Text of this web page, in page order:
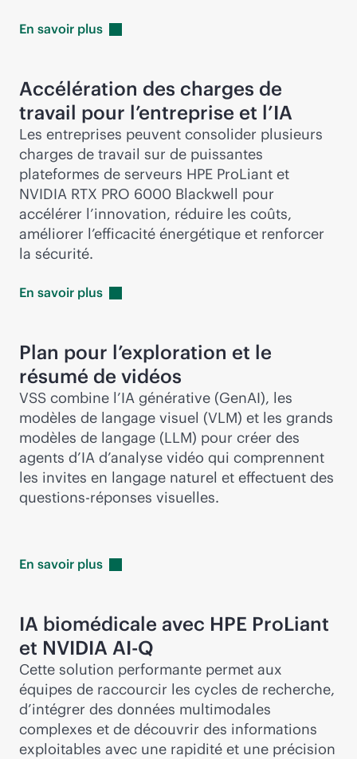
En savoir plus
Accélération des charges de
travail pour l’entreprise et l’IA
Les entreprises peuvent consolider plusieurs
charges de travail sur de puissantes
plateformes de serveurs HPE ProLiant et
NVIDIA RTX PRO 6000 Blackwell pour
accélérer l’innovation, réduire les coûts,
améliorer l’efficacité énergétique et renforcer
la sécurité.
En savoir plus
Plan pour l’exploration et le
résumé de vidéos
VSS combine l’IA générative (GenAI), les
modèles de langage visuel (VLM) et les grands
modèles de langage (LLM) pour créer des
agents d’IA d’analyse vidéo qui comprennent
les invites en langage naturel et effectuent des
questions-réponses visuelles.
En savoir plus
IA biomédicale avec HPE ProLiant
et NVIDIA AI-Q
Cette solution performante permet aux
équipes de raccourcir les cycles de recherche,
d’intégrer des données multimodales
complexes et de découvrir des informations
exploitables avec une rapidité et une précision